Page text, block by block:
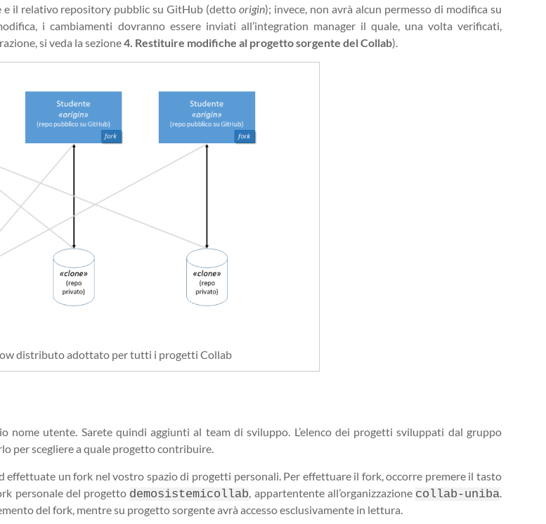
e il relativo repository pubblic su GitHub (dettoorigin); invece, non avrà alcun permesso di modifica su
i cambiamenti dovranno essere inviati all’integration manager il quale, una volta verificati,
si veda la sezione4. Restituire modifiche al progetto sorgente del Collab).
distributo adottato per tutti i progetti Collab
utente. Sarete quindi aggiunti al team di sviluppo. L’elenco dei progetti sviluppati dal gruppo
per scegliere a quale progetto contribuire.
un fork nel vostro spazio di progetti personali. Per effettuare il fork, occorre premere il tasto
personale del progetto demosistemicollab, appartentente all’organizzazione collab-uniba.
del fork, mentre su progetto sorgente avrà accesso esclusivamente in lettura.